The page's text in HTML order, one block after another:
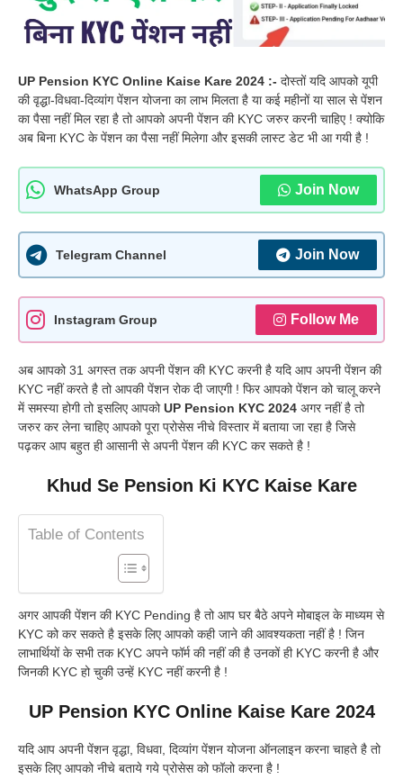
UP Pension KYC Online Kaise Kare 2024 :- दोस्तों यदि आपको यूपी
की वृद्धा-विधवा-दिव्यांग पेंशन योजना का लाभ मिलता है या कई महीनों या साल से पेंशन
का पैसा नहीं मिल रहा है तो आपको अपनी पेंशन की KYC जरुर करनी चाहिए ! क्योकि
अब बिना KYC के पेंशन का पैसा नहीं मिलेगा और इसकी लास्ट डेट भी आ गयी है !
WhatsApp Group Join Now
Telegram Channel Join Now
Instagram Group Follow Me
अब आपको 31 अगस्त तक अपनी पेंशन की KYC करनी है यदि आप अपनी पेंशन की
KYC नहीं करते है तो आपकी पेंशन रोक दी जाएगी ! फिर आपको पेंशन को चालू करने
में समस्या होगी तो इसलिए आपकोUP Pension KYC 2024 अगर नहीं है तो
जरुर कर लेना चाहिए आपको पूरा प्रोसेस नीचे विस्तार में बताया जा रहा है जिसे
पढ़कर आप बहुत ही आसानी से अपनी पेंशन की KYC कर सकते है !
Khud Se Pension Ki KYC Kaise Kare
Table of Contents
अगर आपकी पेंशन की KYC Pending है तो आप घर बैठे अपने मोबाइल के माध्यम से
KYC को कर सकते है इसके लिए आपको कही जाने की आवश्यकता नहीं है ! जिन
लाभार्थियों के सभी तक KYC अपने फॉर्म की नहीं की है उनकों ही KYC करनी है और
जिनकी KYC हो चुकी उन्हें KYC नहीं करनी है !
UP Pension KYC Online Kaise Kare 2024
यदि आप अपनी पेंशन वृद्धा, विधवा, दिव्यांग पेंशन योजना ऑनलाइन करना चाहते है तो
इसके लिए आपको नीचे बताये गये प्रोसेस को फॉलो करना है !